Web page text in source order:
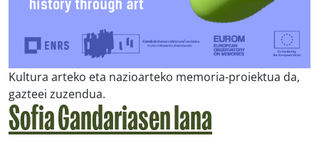
Kultura arteko eta nazioarteko memoria-proiektua da,
gazteei zuzendua.
Sofia Gandariasen lana